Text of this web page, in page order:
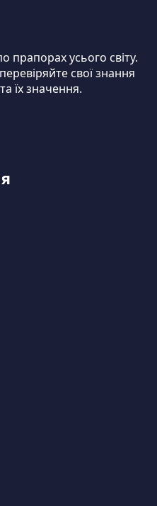
прапорах усього світу.
свої знання
їх значення.